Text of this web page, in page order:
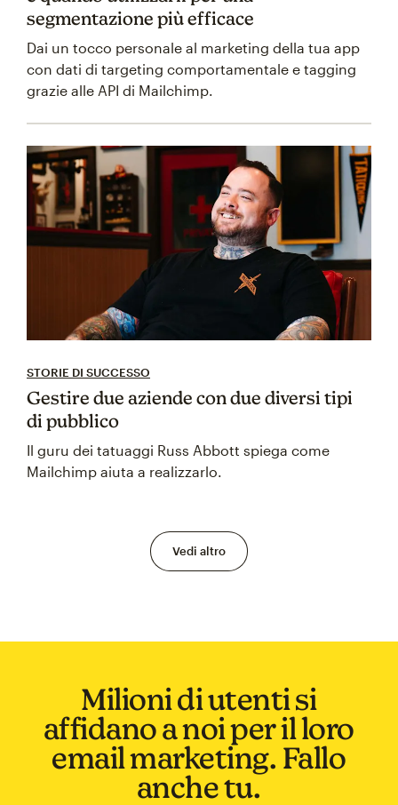
segmentazione più efficace
Dai un tocco personale al marketing della tua app
con dati di targeting comportamentale e tagging
grazie alle API di Mailchimp.
STORIE DI SUCCESSO
Gestire due aziende con due diversi tipi
di pubblico
Il guru dei tatuaggi Russ Abbott spiega come
Mailchimp aiuta a realizzarlo.
Vedi altro
Milioni di utenti si
affidano a noi per il loro
email marketing. Fallo
anche tu.